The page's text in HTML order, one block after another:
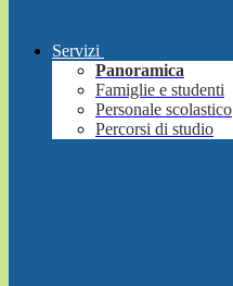
Servizi
Panoramica
Famiglie e studenti
Personale scolastico
Percorsi di studio